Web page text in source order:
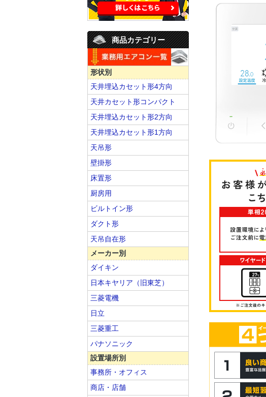
商品カテゴリー
形状別
天井埋込カセット形4方向
天井カセット形コンパクト
天井埋込カセット形2方向
天井埋込カセット形1方向
天吊形
壁掛形
床置形
厨房用
ビルトイン形
ダクト形
天吊自在形
メーカー別
ダイキン
日本キヤリア（旧東芝）
三菱電機
日立
三菱重工
パナソニック
設置場所別
事務所・オフィス
商店・店舗